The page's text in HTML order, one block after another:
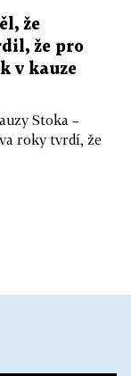
že
že pro
v kauze
Stoka –
roky tvrdí, že